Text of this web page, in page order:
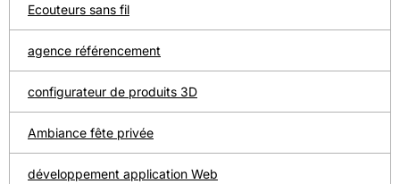
Ecouteurs sans fil
agence référencement
configurateur de produits 3D
Ambiance fête privée
développement application Web